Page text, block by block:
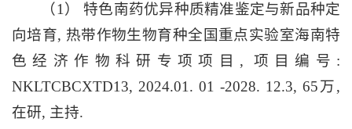
（1） 特色南药优异种质精准鉴定与新品种定
向培育, 热带作物生物育种全国重点实验室海南特
色经济作物科研专项项目, 项目编号:
NKLTCBCXTD13, 2024.01. 01 -2028. 12.3, 65万,
在研, 主持.